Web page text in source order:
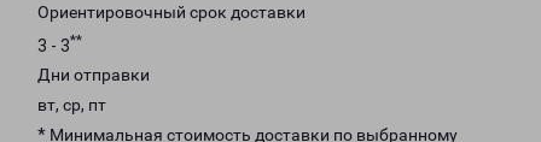
Ориентировочный срок доставки
3 - 3**
Дни отправки
вт, ср, пт
* Минимальная стоимость доставки по выбранному